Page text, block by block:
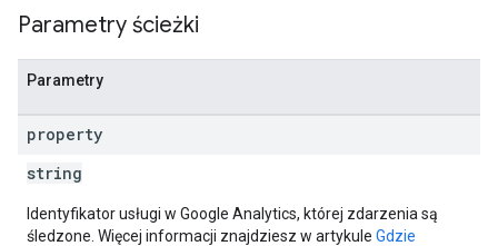
Parametry ścieżki
Parametry
property
string
Identyfikator usługi w Google Analytics, której zdarzenia są
śledzone. Więcej informacji znajdziesz w artykule Gdzie